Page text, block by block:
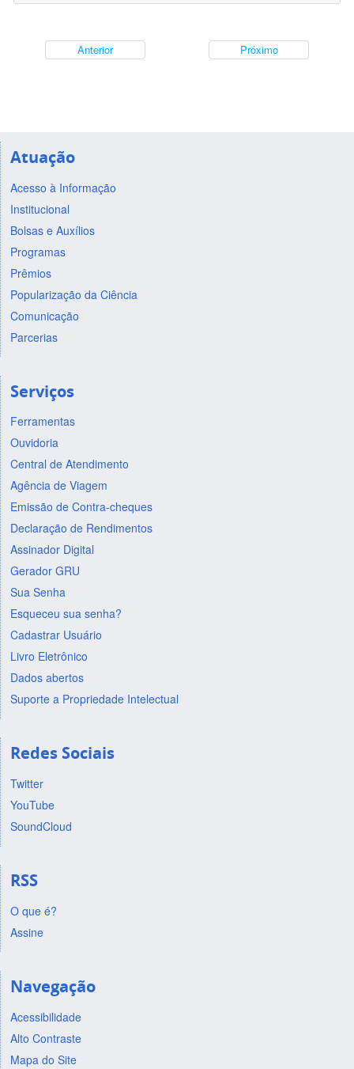
Anterior Próximo
Atuação
Acesso à Informação
Institucional
Bolsas e Auxílios
Programas
Prêmios
Popularização da Ciência
Comunicação
Parcerias
Serviços
Ferramentas
Ouvidoria
Central de Atendimento
Agência de Viagem
Emissão de Contra-cheques
Declaração de Rendimentos
Assinador Digital
Gerador GRU
Sua Senha
Esqueceu sua senha?
Cadastrar Usuário
Livro Eletrônico
Dados abertos
Suporte a Propriedade Intelectual
Redes Sociais
Twitter
YouTube
SoundCloud
RSS
O que é?
Assine
Navegação
Acessibilidade
Alto Contraste
Mapa do Site